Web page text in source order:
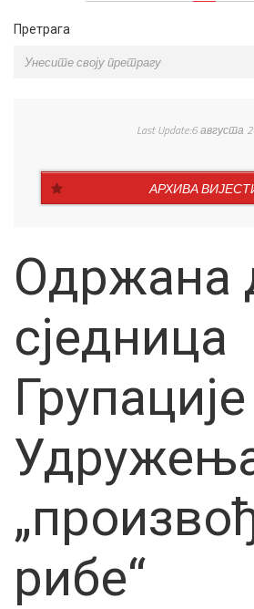
Претрага
Last Update:6 августа
АРХИВА
Одржана
сједница
Групације
рибе“